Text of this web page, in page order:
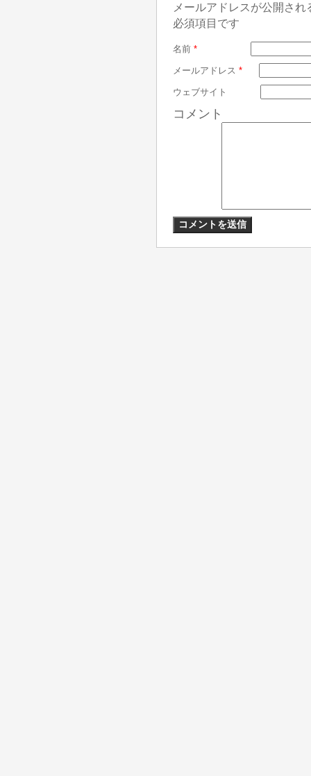
メールアドレスが公開さ
必須項目です
名前 *
メールアドレス *
ウェブサイト
コメント